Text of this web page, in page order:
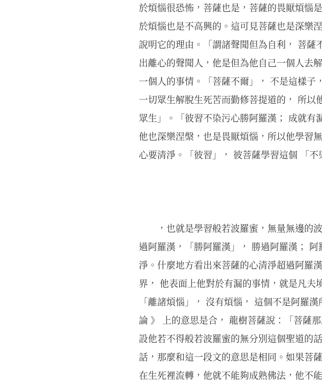
於煩惱很恐怖，菩薩也是，菩薩的畏厭煩惱
於煩惱也是不高興的。這可見菩薩也是深樂
說明它的理由。「謂諸聲聞但為自利， 菩
出離心的聲聞人，他是但為他自己一個人去
一個人的事情。「菩薩不爾」， 不是這樣
一切眾生解脫生死苦而勤修菩提道的， 所
眾生」。「彼習不染污心勝阿羅漢； 成就
他也深樂涅槃，也是畏厭煩惱，所以他學習
心要清淨。「彼習」， 彼菩薩學習這個 「不
，也就是學習般若波羅蜜，無量無邊的
過阿羅漢，「勝阿羅漢」， 勝過阿羅漢；
淨。什麼地方看出來菩薩的心清淨超過阿羅
界， 他表面上他對於有漏的事情，就是凡
「離諸煩惱」， 沒有煩惱， 這個不是阿羅
論 》 上的意思是合， 龍樹菩薩說：「菩薩
設他若不得般若波羅蜜的無分別這個聖道的
話，那麼和這一段文的意思是相同。如果菩
在生死裡流轉，他就不能夠成熟佛法，他不